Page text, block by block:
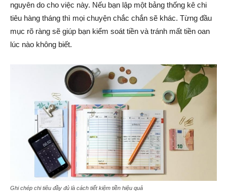
nguyên do cho việc này. Nếu bạn lập một bảng thống kê chi
tiêu hàng tháng thì mọi chuyện chắc chắn sẽ khác. Từng đầu
mục rõ ràng sẽ giúp bạn kiểm soát tiền và tránh mất tiền oan
lúc nào không biết.
Ghi chép chi tiêu đầy đủ là cách tiết kiệm tiền hiệu quả